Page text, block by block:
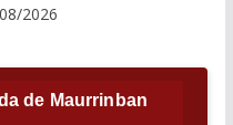
2026
de Maurrinban